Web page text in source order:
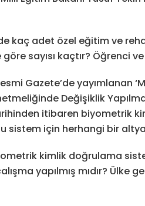
kaç adet özel eğitim ve
sayısı kaçtır? Öğrenci
Gazete’de yayımlanan
Değişiklik
itibaren biyometrik
sistem için herhangi bir
kimlik doğrulama
yapılmış mıdır? Ülke